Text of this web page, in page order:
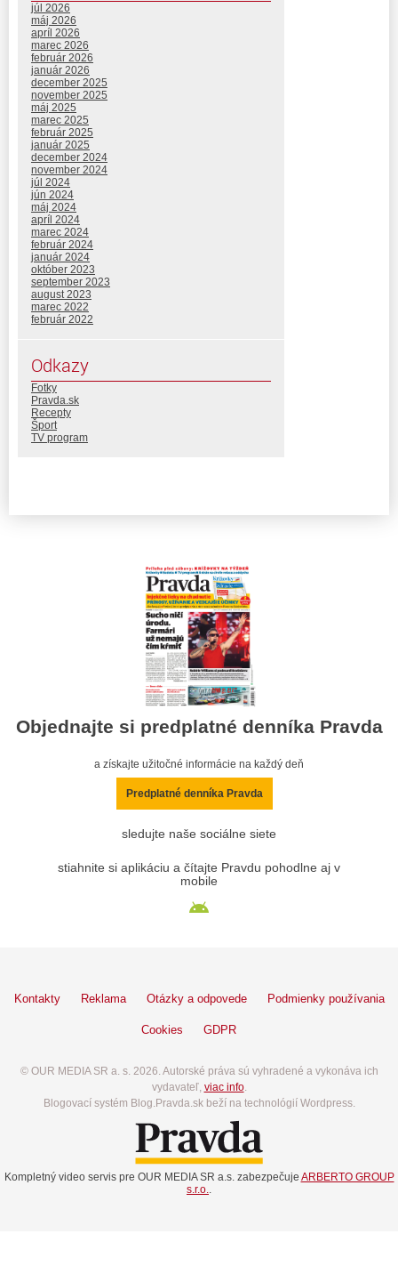
júl 2026
máj 2026
apríl 2026
marec 2026
február 2026
január 2026
december 2025
november 2025
máj 2025
marec 2025
február 2025
január 2025
december 2024
november 2024
júl 2024
jún 2024
máj 2024
apríl 2024
marec 2024
február 2024
január 2024
október 2023
september 2023
august 2023
marec 2022
február 2022
Odkazy
Fotky
Pravda.sk
Recepty
Šport
TV program
Objednajte si predplatné denníka Pravda
a získajte užitočné informácie na každý deň
Predplatné denníka Pravda
sledujte naše sociálne siete
stiahnite si aplikáciu a čítajte Pravdu pohodlne aj v
mobile
Kontakty Reklama Otázky a odpovede Podmienky používania
Cookies GDPR
© OUR MEDIA SR a. s. 2026. Autorské práva sú vyhradené a vykonáva ich
vydavateľ, viac info.
Blogovací systém Blog.Pravda.sk beží na technológií Wordpress.
Kompletný video servis pre OUR MEDIA SR a.s. zabezpečuje ARBERTO GROUP
s.r.o..